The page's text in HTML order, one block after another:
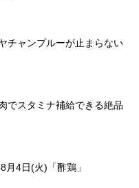
チャンプルーが止まらない
でスタミナ補給できる絶品
月4日(火)「酢鶏」